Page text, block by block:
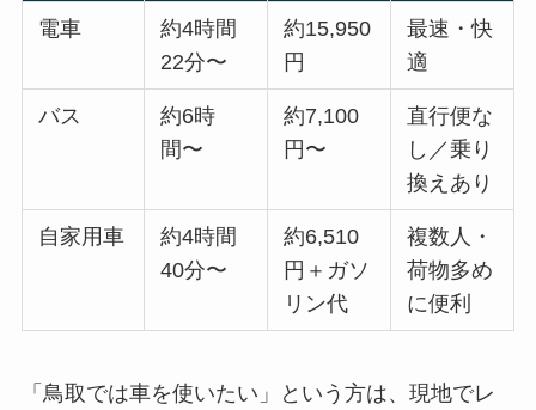
電車
約4時間
22分〜
約15,950
円
最速・快
適
バス
約6時
間〜
約7,100
円〜
直行便な
し／乗り
換えあり
自家用車
約4時間
40分〜
約6,510
円＋ガソ
リン代
複数人・
荷物多め
に便利
「鳥取では車を使いたい」という方は、現地でレ